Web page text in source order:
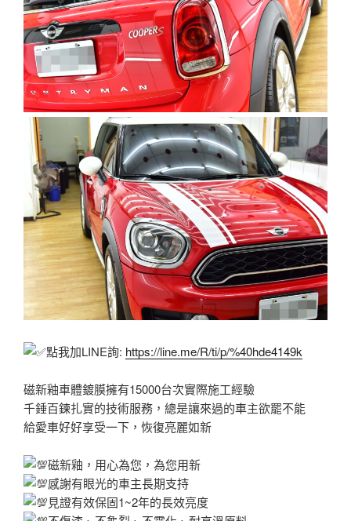
點我加LINE詢: https://line.me/R/ti/p/%40hde4149k
磁新釉車體鍍膜擁有15000台次實際施工經驗
千錘百鍊扎實的技術服務，總是讓來過的車主欲罷不能
給愛車好好享受一下，恢復亮麗如新
磁新釉，用心為您，為您用新
感謝有眼光的車主長期支持
見證有效保固1~2年的長效亮度